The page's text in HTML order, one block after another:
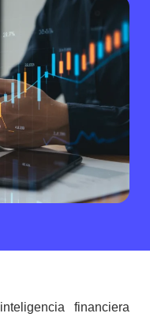
inteligencia financiera